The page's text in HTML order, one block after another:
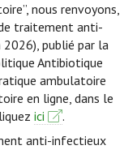
nous renvoyons,
traitement anti-
publié par la
Antibiotique
ambulatoire
en ligne, dans le
ici
.
anti-infectieux